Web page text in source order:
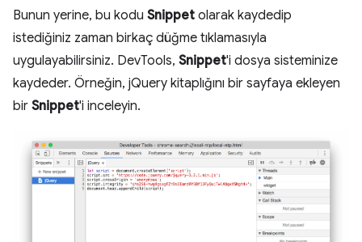
Bunun yerine, bu kodu Snippet olarak kaydedip
istediğiniz zaman birkaç düğme tıklamasıyla
uygulayabilirsiniz. DevTools, Snippet'i dosya sisteminize
kaydeder. Örneğin, jQuery kitaplığını bir sayfaya ekleyen
bir Snippet'i inceleyin.